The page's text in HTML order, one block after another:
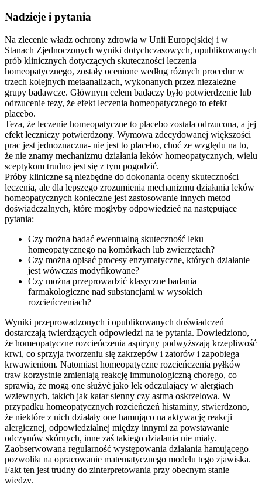
Nadzieje i pytania
Na zlecenie władz ochrony zdrowia w Unii Europejskiej i w
Stanach Zjednoczonych wyniki dotychczasowych, opublikowanych
prób klinicznych dotyczących skuteczności leczenia
homeopatycznego, zostały ocenione według różnych procedur w
trzech kolejnych metaanalizach, wykonanych przez niezależne
grupy badawcze. Głównym celem badaczy było potwierdzenie lub
odrzucenie tezy, że efekt leczenia homeopatycznego to efekt
placebo.
Teza, że leczenie homeopatyczne to placebo została odrzucona, a jej
efekt leczniczy potwierdzony. Wymowa zdecydowanej większości
prac jest jednoznaczna- nie jest to placebo, choć ze względu na to,
że nie znamy mechanizmu działania leków homeopatycznych, wielu
sceptykom trudno jest się z tym pogodzić.
Próby kliniczne są niezbędne do dokonania oceny skuteczności
leczenia, ale dla lepszego zrozumienia mechanizmu działania leków
homeopatycznych konieczne jest zastosowanie innych metod
doświadczalnych, które mogłyby odpowiedzieć na następujące
pytania:
Czy można badać ewentualną skuteczność leku
homeopatycznego na komórkach lub zwierzętach?
Czy można opisać procesy enzymatyczne, których działanie
jest wówczas modyfikowane?
Czy można przeprowadzić klasyczne badania
farmakologiczne nad substancjami w wysokich
rozcieńczeniach?
Wyniki przeprowadzonych i opublikowanych doświadczeń
dostarczają twierdzących odpowiedzi na te pytania. Dowiedziono,
że homeopatyczne rozcieńczenia aspiryny podwyższają krzepliwość
krwi, co sprzyja tworzeniu się zakrzepów i zatorów i zapobiega
krwawieniom. Natomiast homeopatyczne rozcieńczenia pyłków
traw korzystnie zmieniają reakcję immunologiczną chorego, co
sprawia, że mogą one służyć jako lek odczulający w alergiach
wziewnych, takich jak katar sienny czy astma oskrzelowa. W
przypadku homeopatycznych rozcieńczeń histaminy, stwierdzono,
że niektóre z nich działały one hamująco na aktywację reakcji
alergicznej, odpowiedzialnej między innymi za powstawanie
odczynów skórnych, inne zaś takiego działania nie miały.
Zaobserwowana regularność występowania działania hamującego
pozwoliła na opracowanie matematycznego modelu tego zjawiska.
Fakt ten jest trudny do zinterpretowania przy obecnym stanie
wiedzy.